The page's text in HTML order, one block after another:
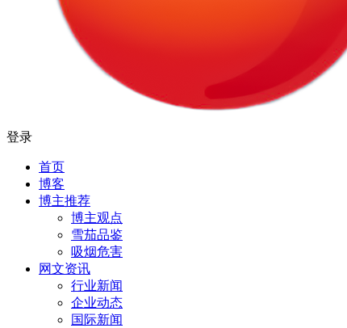
登录
首页
博客
博主推荐
博主观点
雪茄品鉴
吸烟危害
网文资讯
行业新闻
企业动态
国际新闻